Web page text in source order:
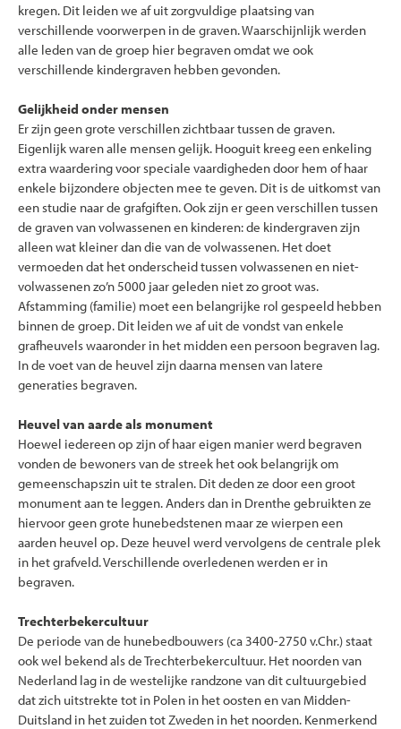
kregen. Dit leiden we af uit zorgvuldige plaatsing van
verschillende voorwerpen in de graven. Waarschijnlijk werden
alle leden van de groep hier begraven omdat we ook
verschillende kindergraven hebben gevonden.
Gelijkheid onder mensen
Er zijn geen grote verschillen zichtbaar tussen de graven.
Eigenlijk waren alle mensen gelijk. Hooguit kreeg een enkeling
extra waardering voor speciale vaardigheden door hem of haar
enkele bijzondere objecten mee te geven. Dit is de uitkomst van
een studie naar de grafgiften. Ook zijn er geen verschillen tussen
de graven van volwassenen en kinderen: de kindergraven zijn
alleen wat kleiner dan die van de volwassenen. Het doet
vermoeden dat het onderscheid tussen volwassenen en niet-
volwassenen zo’n 5000 jaar geleden niet zo groot was.
Afstamming (familie) moet een belangrijke rol gespeeld hebben
binnen de groep. Dit leiden we af uit de vondst van enkele
grafheuvels waaronder in het midden een persoon begraven lag.
In de voet van de heuvel zijn daarna mensen van latere
generaties begraven.
Heuvel van aarde als monument
Hoewel iedereen op zijn of haar eigen manier werd begraven
vonden de bewoners van de streek het ook belangrijk om
gemeenschapszin uit te stralen. Dit deden ze door een groot
monument aan te leggen. Anders dan in Drenthe gebruikten ze
hiervoor geen grote hunebedstenen maar ze wierpen een
aarden heuvel op. Deze heuvel werd vervolgens de centrale plek
in het grafveld. Verschillende overledenen werden er in
begraven.
Trechterbekercultuur
De periode van de hunebedbouwers (ca 3400-2750 v.Chr.) staat
ook wel bekend als de Trechterbekercultuur. Het noorden van
Nederland lag in de westelijke randzone van dit cultuurgebied
dat zich uitstrekte tot in Polen in het oosten en van Midden-
Duitsland in het zuiden tot Zweden in het noorden. Kenmerkend